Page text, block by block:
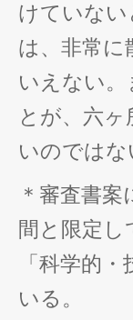
けていな
は、非常
いえない
とが、六
いのではな
＊審査書
間と限定し
「科学的
いる。